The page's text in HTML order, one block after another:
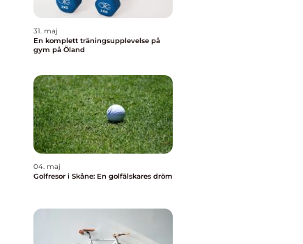
31. maj
En komplett träningsupplevelse på
gym på Öland
04. maj
Golfresor i Skåne: En golfälskares dröm